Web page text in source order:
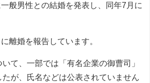
般男性との結婚を発表し、同年7月に
離婚を報告しています。
て、一部では「有名企業の御曹司」
が、氏名などは公表されていません